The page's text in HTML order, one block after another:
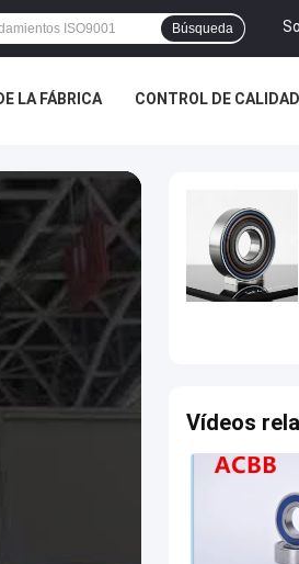
Búsqueda
LA FÁBRICA CONTROL DE CALIDAD
Vídeos